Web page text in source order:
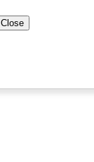
Close